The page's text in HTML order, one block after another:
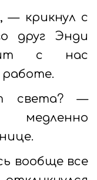
— крикнул с
друг Энди
с нас
света? —
вообще все